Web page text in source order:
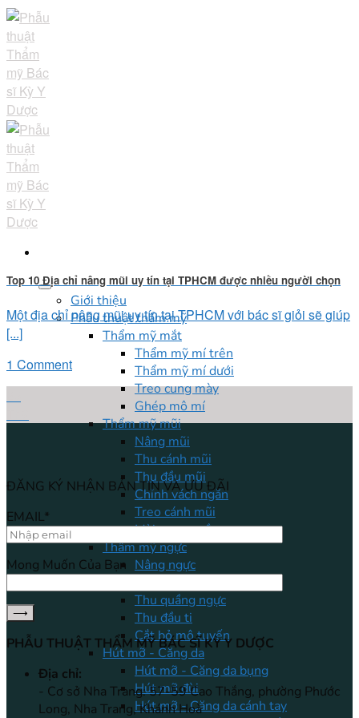
Skip
to
content
Giới thiệu
Phẫu thuật thẩm mỹ
Thẩm mỹ mắt
Thẩm mỹ mí trên
Thẩm mỹ mí dưới
Treo cung mày
Ghép mô mí
Thẩm mỹ mũi
Nâng mũi
Thu cánh mũi
Thu đầu mũi
Chỉnh vách ngăn
Treo cánh mũi
Mài xương gồ
Thẩm mỹ ngực
Nâng ngực
Thu quầng ngực
Thu đầu ti
Cắt bỏ mô tuyến
Hút mỡ - Căng da
Hút mỡ - Căng da bụng
Hút mỡ đùi
Hút mỡ - Căng da cánh tay
Top 10 Địa chỉ nâng mũi uy tín tại TPHCM được nhiều người chọn
Một địa chỉ nâng mũi uy tín tại TPHCM với bác sĩ giỏi sẽ giúp
[...]
1 Comment
ĐĂNG KÝ NHẬN BẢN TIN VÀ ƯU ĐÃI
EMAIL*
Mong Muốn Của Bạn
PHẪU THUẬT THẨM MỸ BÁC SĨ KỲ Y DƯỢC
Địa chỉ:
- Cơ sở Nha Trang: 57-59 Cao Thắng, phường Phước
Long, Nha Trang, Khánh Hoà